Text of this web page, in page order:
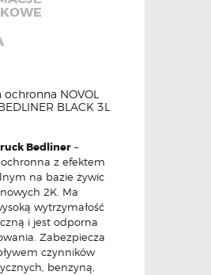
ochronna NOVOL
BLACK 3L
Bedliner –
ochronna z efektem
na bazie żywic
2K. Ma
wytrzymałość
i jest odporna
Zabezpiecza
czynników
benzyną,